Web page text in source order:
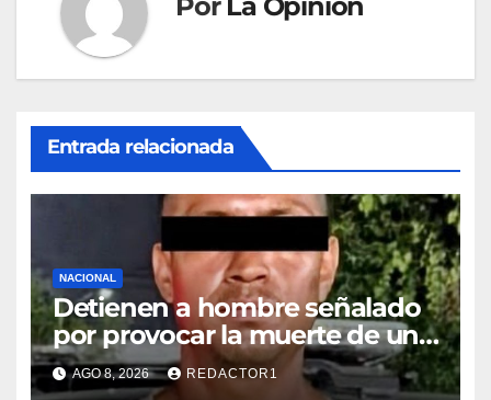
Entrada relacionada
NACIONAL
Detienen a hombre señalado
por provocar la muerte de un
adulto mayor
AGO 8, 2026 REDACTOR1